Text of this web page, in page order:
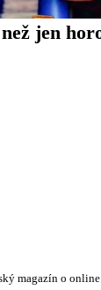
jen
magazín o